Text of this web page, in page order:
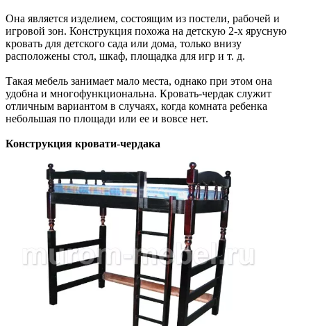
Она является изделием, состоящим из постели, рабочей и
игровой зон. Конструкция похожа на детскую 2-х ярусную
кровать для детского сада или дома, только внизу
расположены стол, шкаф, площадка для игр и т. д.
Такая мебель занимает мало места, однако при этом она
удобна и многофункциональна. Кровать-чердак служит
отличным вариантом в случаях, когда комната ребенка
небольшая по площади или ее и вовсе нет.
Конструкция кровати-чердака